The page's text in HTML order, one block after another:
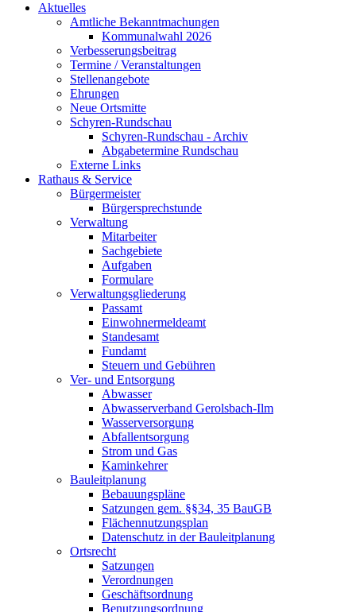
Aktuelles
Amtliche Bekanntmachungen
Kommunalwahl 2026
Verbesserungsbeitrag
Termine / Veranstaltungen
Stellenangebote
Ehrungen
Neue Ortsmitte
Schyren-Rundschau
Schyren-Rundschau - Archiv
Abgabetermine Rundschau
Externe Links
Rathaus & Service
Bürgermeister
Bürgersprechstunde
Verwaltung
Mitarbeiter
Sachgebiete
Aufgaben
Formulare
Verwaltungsgliederung
Passamt
Einwohnermeldeamt
Standesamt
Fundamt
Steuern und Gebühren
Ver- und Entsorgung
Abwasser
Abwasserverband Gerolsbach-Ilm
Wasserversorgung
Abfallentsorgung
Strom und Gas
Kaminkehrer
Bauleitplanung
Bebauungspläne
Satzungen gem. §§34, 35 BauGB
Flächennutzungsplan
Datenschutz in der Bauleitplanung
Ortsrecht
Satzungen
Verordnungen
Geschäftsordnung
Benutzungsordnung